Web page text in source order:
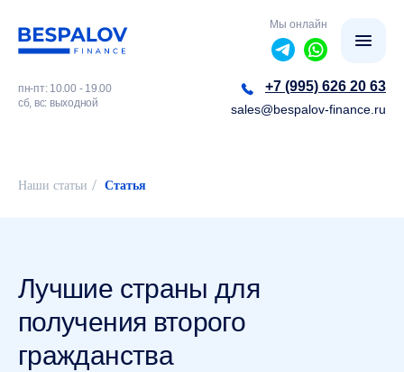
sales@bespalov-finance.ru
+7 (995) 626 20 63
Мы онлайн
пн-пт: 10.00 - 19.00
сб, вс: выходной
Наши статьи / Статья
Лучшие страны для
получения второго
гражданства